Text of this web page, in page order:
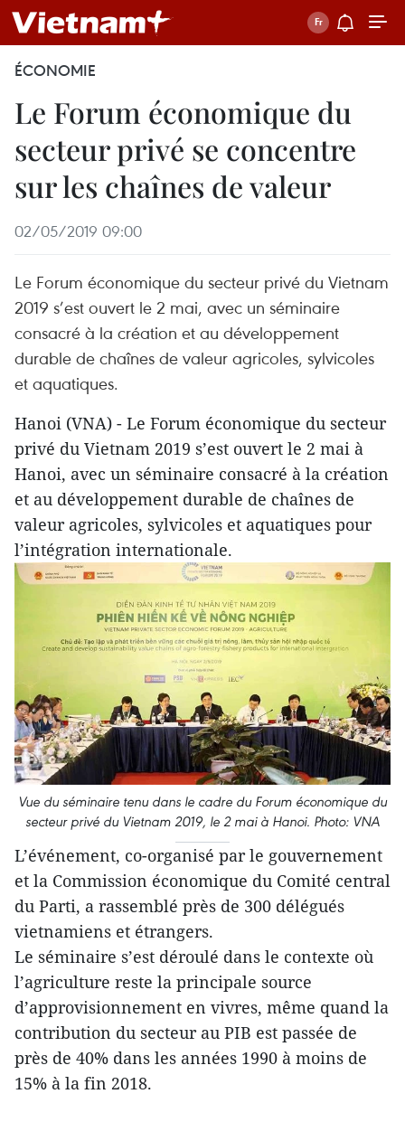
ÉCONOMIE
Le Forum économique du
secteur privé se concentre
sur les chaînes de valeur
02/05/2019 09:00
Le Forum économique du secteur privé du Vietnam
2019 s’est ouvert le 2 mai, avec un séminaire
consacré à la création et au développement
durable de chaînes de valeur agricoles, sylvicoles
et aquatiques.
Hanoi (VNA) - Le Forum économique du secteur
privé du Vietnam 2019 s’est ouvert le 2 mai à
Hanoi, avec un séminaire consacré à la création
et au développement durable de chaînes de
valeur agricoles, sylvicoles et aquatiques pour
l’intégration internationale.
Vue du séminaire tenu dans le cadre du Forum économique du
secteur privé du Vietnam 2019, le 2 mai à Hanoi. Photo: VNA
L’événement, co-organisé par le gouvernement
et la Commission économique du Comité central
du Parti, a rassemblé près de 300 délégués
vietnamiens et étrangers.
Le séminaire s’est déroulé dans le contexte où
l’agriculture reste la principale source
d’approvisionnement en vivres, même quand la
contribution du secteur au PIB est passée de
près de 40% dans les années 1990 à moins de
15% à la fin 2018.